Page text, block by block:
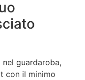
guardaroba,
con il minimo